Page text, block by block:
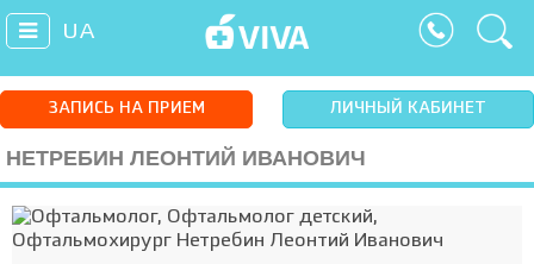
UA
ЗАПИСЬ НА ПРИЕМ ЛИЧНЫЙ КАБИНЕТ
НЕТРЕБИН ЛЕОНТИЙ ИВАНОВИЧ